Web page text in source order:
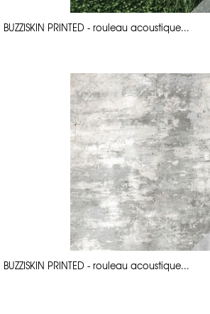
BUZZISKIN PRINTED - rouleau acoustique...
BUZZISKIN PRINTED - rouleau acoustique...